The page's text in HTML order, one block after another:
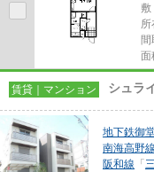
敷
所
面
賃貸｜マンション シュラ
地下鉄御
南海高野線
阪和線 「